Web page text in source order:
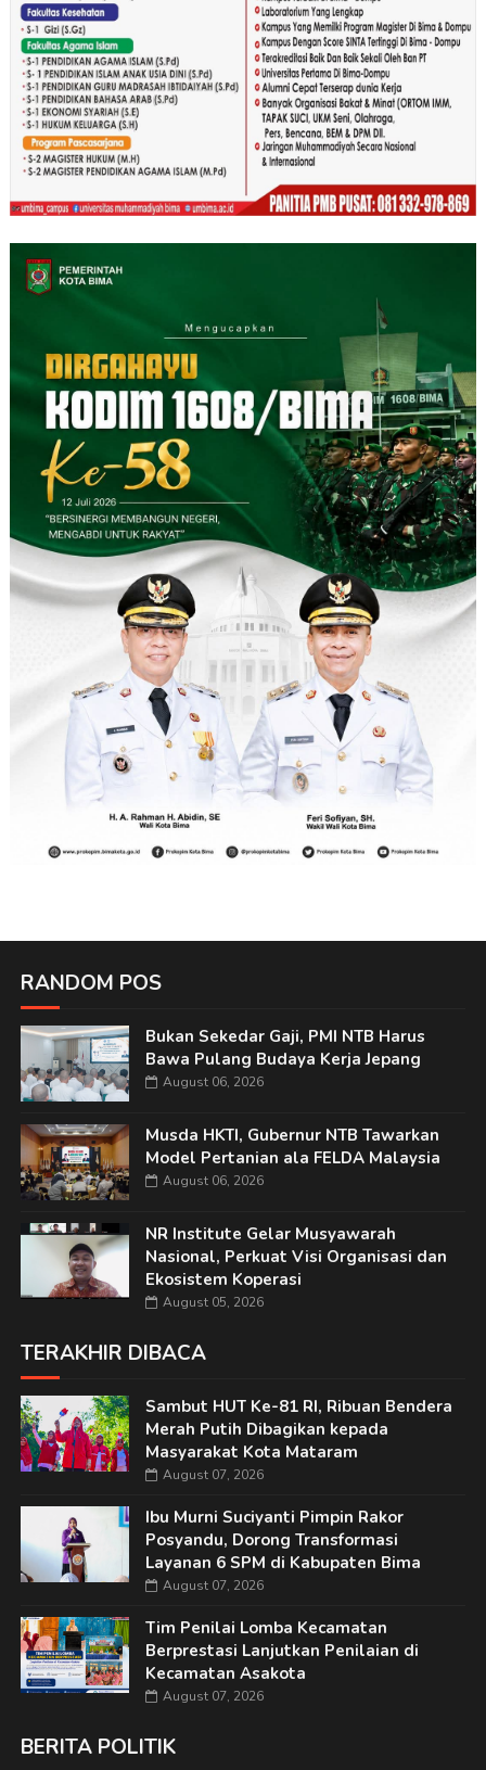
RANDOM POS
Bukan Sekedar Gaji, PMI NTB Harus
Bawa Pulang Budaya Kerja Jepang
August 06, 2026
Musda HKTI, Gubernur NTB Tawarkan
Model Pertanian ala FELDA Malaysia
August 06, 2026
NR Institute Gelar Musyawarah
Nasional, Perkuat Visi Organisasi dan
Ekosistem Koperasi
August 05, 2026
TERAKHIR DIBACA
Sambut HUT Ke-81 RI, Ribuan Bendera
Merah Putih Dibagikan kepada
Masyarakat Kota Mataram
August 07, 2026
Ibu Murni Suciyanti Pimpin Rakor
Posyandu, Dorong Transformasi
Layanan 6 SPM di Kabupaten Bima
August 07, 2026
Tim Penilai Lomba Kecamatan
Berprestasi Lanjutkan Penilaian di
Kecamatan Asakota
August 07, 2026
BERITA POLITIK